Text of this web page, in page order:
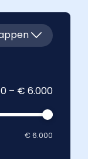
– € 6.000
€ 6.000